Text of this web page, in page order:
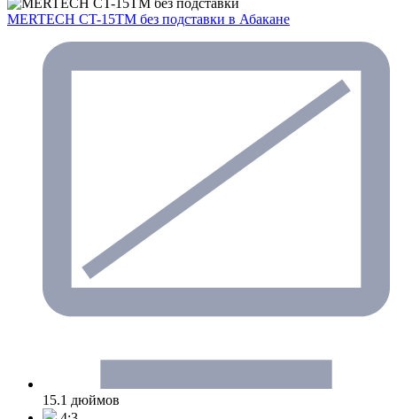
MERTECH CT-15ТM без подставки в Абакане
15.1 дюймов